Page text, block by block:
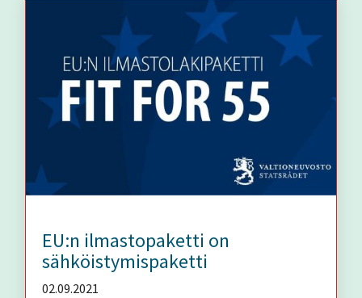
EU:n ilmastopaketti on
sähköistymispaketti
02.09.2021